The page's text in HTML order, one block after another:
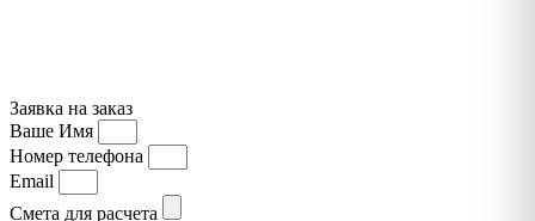
Заявка на заказ
Ваше Имя
Номер телефона
Email
Смета для расчета